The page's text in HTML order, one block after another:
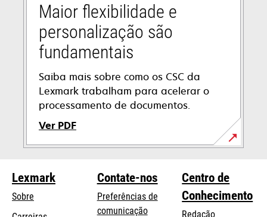
Maior flexibilidade e
personalização são
fundamentais
Saiba mais sobre como os CSC da
Lexmark trabalham para acelerar o
processamento de documentos.
Ver PDF
opens
a
new
Lexmark
Sobre
Contate-nos
Preferências de
comunicação
Centro de
Conhecimento
Redação